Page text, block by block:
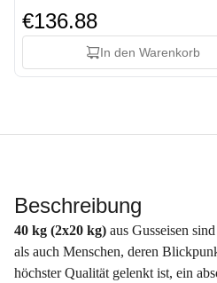
€136.88
In den Warenkorb
Beschreibung
40 kg (2x20 kg) aus Gusseisen
als auch Menschen, deren
höchster Qualität gelenkt ist, ein